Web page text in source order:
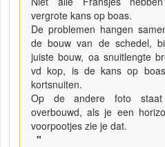
vergrote kans op boas.
De problemen hangen
de bouw van de schedel,
juiste bouw, oa snuitlengte
vd kop, is de kans op
kortsnuiten.
Op de andere foto
overbouwd, als je een
voorpootjes zie je dat.
"